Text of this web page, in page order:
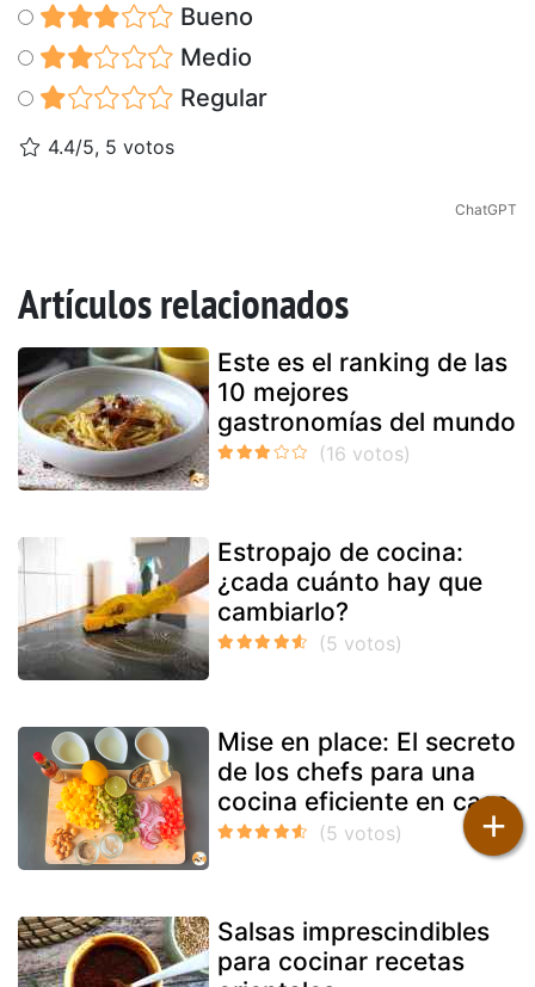
Bueno
Medio
Regular
4.4/5, 5 votos
ChatGPT
Artículos relacionados
Este es el ranking de las
10 mejores
gastronomías del mundo
Estropajo de cocina:
¿cada cuánto hay que
cambiarlo?
Mise en place: El secreto
de los chefs para una
cocina eficiente en casa
Salsas imprescindibles
para cocinar recetas
+